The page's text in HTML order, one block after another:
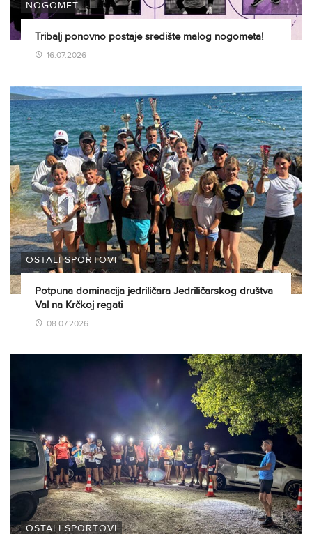
NOGOMET
Tribalj ponovno postaje središte malog nogometa!
16.07.2026
OSTALI SPORTOVI
Potpuna dominacija jedriličara Jedriličarskog društva
Val na Krčkoj regati
08.07.2026
OSTALI SPORTOVI